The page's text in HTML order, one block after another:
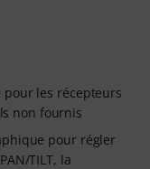
pour les récepteurs
non fournis
pour régler
TILT, la